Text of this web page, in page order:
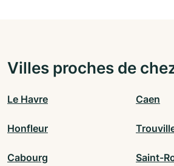
Villes proches de
Le Havre Caen
Honfleur
Cabourg Saint-